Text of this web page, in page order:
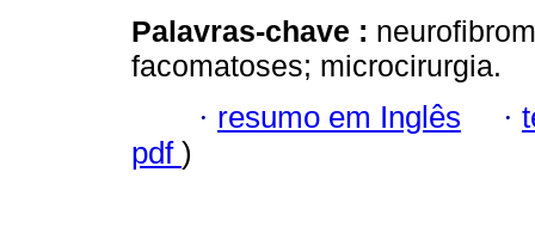
Palavras-chave :
facomatoses; microcirurgia.
· resumo em Inglês ·
pdf )